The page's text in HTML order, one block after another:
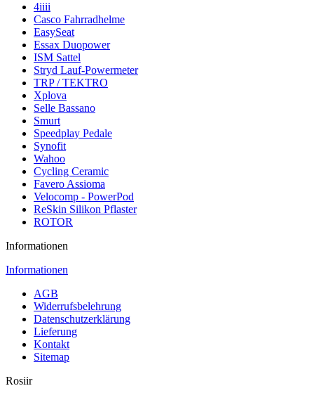
4iiii
Casco Fahrradhelme
EasySeat
Essax Duopower
ISM Sattel
Stryd Lauf-Powermeter
TRP / TEKTRO
Xplova
Selle Bassano
Smurt
Speedplay Pedale
Synofit
Wahoo
Cycling Ceramic
Favero Assioma
Velocomp - PowerPod
ReSkin Silikon Pflaster
ROTOR
Informationen
Informationen
AGB
Widerrufsbelehrung
Datenschutzerklärung
Lieferung
Kontakt
Sitemap
Rosiir